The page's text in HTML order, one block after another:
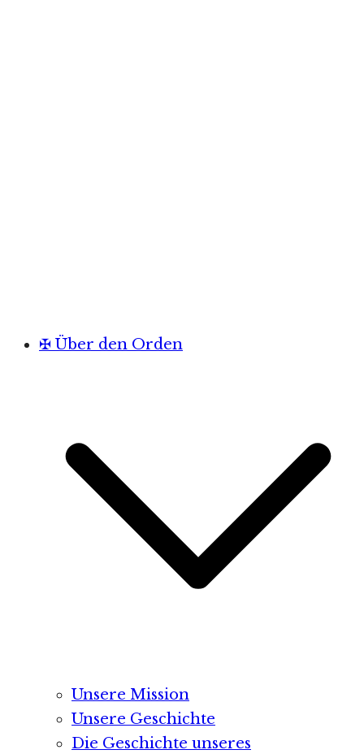
✠ Über den Orden
Unsere Mission
Unsere Geschichte
Die Geschichte unseres